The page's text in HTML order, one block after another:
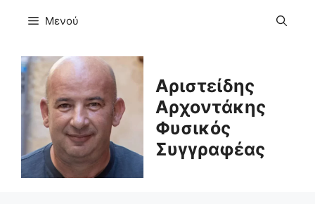
Μενού
Αριστείδης
Αρχοντάκης
Φυσικός
Συγγραφέας